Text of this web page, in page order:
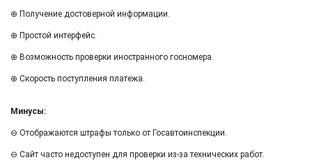
⊕ Получение достоверной информации.
⊕ Простой интерфейс.
⊕ Возможность проверки иностранного госномера.
⊕ Скорость поступления платежа.
Минусы:
⊖ Отображаются штрафы только от Госавтоинспекции.
⊖ Сайт часто недоступен для проверки из-за технических работ.